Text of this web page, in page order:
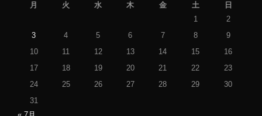
月 火 水 木 金 土
日
1
2
3
4 5 6 7 8
9
10
11 12 13 14 15
16
17
18 19 20 21 22
23
24
25 26 27 28 29
30
31